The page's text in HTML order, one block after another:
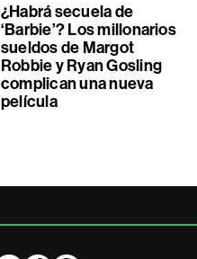
¿Habrá secuela de
‘Barbie’? Los millonarios
sueldos de Margot
Robbie y Ryan Gosling
complican una nueva
película